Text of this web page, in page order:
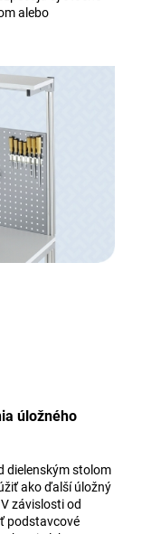
alebo
úložného
dielenským stolom
ako ďalší úložný
závislosti od
podstavcové